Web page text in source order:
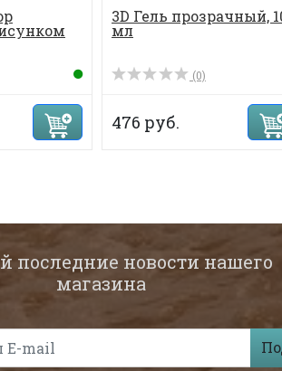
3D Гель прозрачный,
мл
(0)
476 руб.
последние новости нашего
магазина